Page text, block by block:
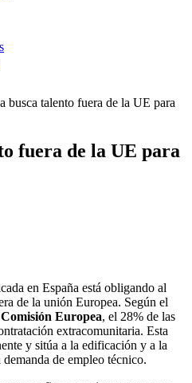
busca talento fuera de la UE para
fuera de la UE para
en España está obligando al
de la unión Europea. Según el
Europea, el 28% de las
extracomunitaria. Esta
y sitúa a la edificación y a la
de empleo técnico.